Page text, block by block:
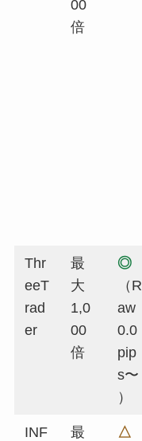
00
倍
Thr
eeT
rad
er
最
大
1,0
00
倍
◎
（R
aw
0.0
pip
s〜
）
INF
最
△